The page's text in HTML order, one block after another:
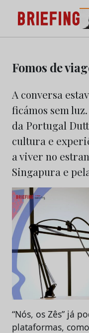
content
Briefing: Todas as
Marketing e da
Fomos de
A conversa
ficámos sem
da Portugal
cultura e
a viver no
Singapura e
“Nós, os Zês” já
plataformas,